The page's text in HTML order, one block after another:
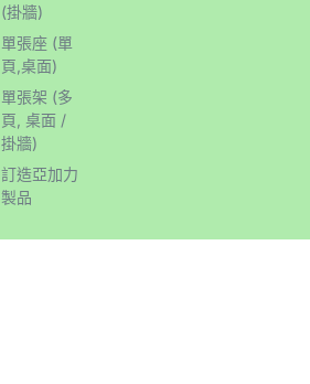
(掛牆)
單張座 (單
頁,桌面)
單張架 (多
頁, 桌面 /
掛牆)
訂造亞加力
製品